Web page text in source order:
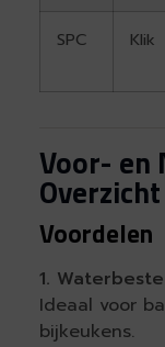
SPC Klik
Voor- en
Overzicht
Voordelen
1.
Ideaal voor
bijkeukens.